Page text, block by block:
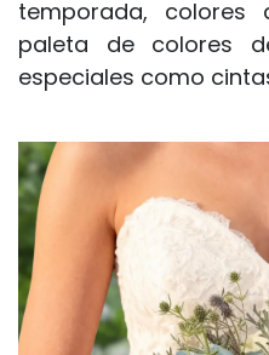
temporada,
paleta de colores
especiales como